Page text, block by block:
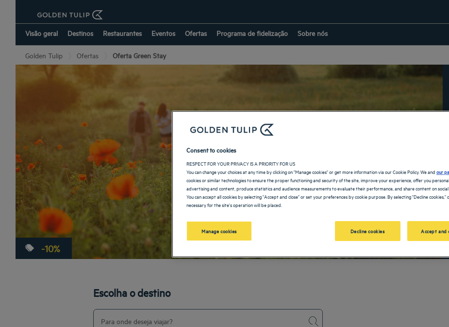
Visão geral Destinos Restaurantes Eventos Ofertas Programa de fidelização Sobre nós
Golden Tulip Ofertas Oferta Green Stay
-10%
Escolha o destino
Consent to cookies
RESPECT FOR YOUR PRIVACY IS A PRIORITY FOR US
You can change your choices at any time by clicking on "Manage cookies" or get more information via our Cookie Policy. We andour
cookies or similar technologies to ensure the proper functioning and security of the site, improve your experience, offer you
advertising and content, produce statistics and audience measurements to evaluate their performance, and share content on
You can accept all cookies by selecting "Accept and close" or set your preferences by cookie purpose. By selecting "Decline cookies,"
necessary for the site's operation will be placed.
Manage cookies Decline cookies Accept and